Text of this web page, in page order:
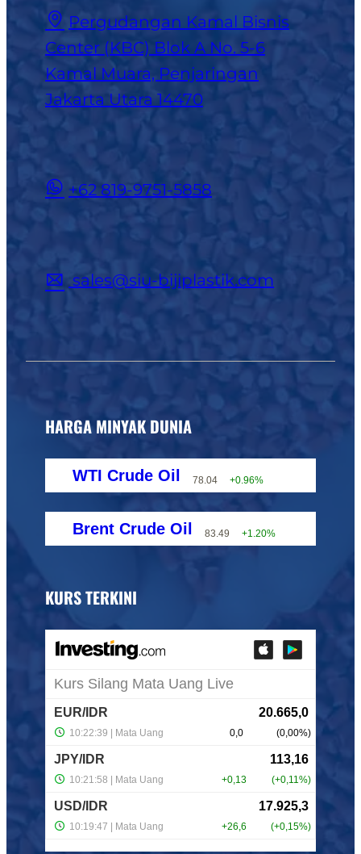
Pergudangan Kamal Bisnis
Center (KBC) Blok A No. 5-6
Kamal Muara, Penjaringan
Jakarta Utara 14470
+62 819-9751-5858
sales@siu-bijiplastik.com
HARGA MINYAK DUNIA
WTI Crude Oil 78.04 +0.96%
Brent Crude Oil 83.49 +1.20%
KURS TERKINI